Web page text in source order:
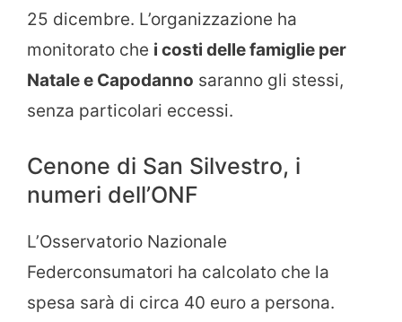
25 dicembre. L’organizzazione ha
monitorato che i costi delle famiglie per
Natale e Capodanno saranno gli stessi,
senza particolari eccessi.
Cenone di San Silvestro, i
numeri dell’ONF
L’Osservatorio Nazionale
Federconsumatori ha calcolato che la
spesa sarà di circa 40 euro a persona.